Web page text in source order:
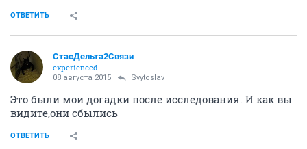
ОТВЕТИТЬ
СтасДельта2Связи
experienced
08 августа 2015 Svytoslav
Это были мои догадки после исследования. И как вы
видите,они сбылись
ОТВЕТИТЬ